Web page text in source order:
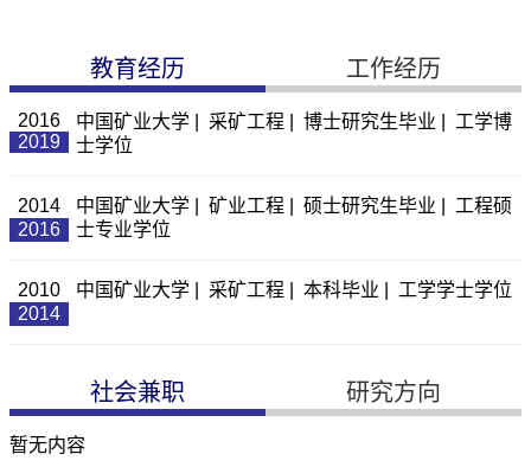
教育经历 工作经历
2016
2019
中国矿业大学 | 采矿工程 | 博士研究生毕业 | 工学博
士学位
2014
2016
中国矿业大学 | 矿业工程 | 硕士研究生毕业 | 工程硕
士专业学位
2010
2014
中国矿业大学 | 采矿工程 | 本科毕业 | 工学学士学位
社会兼职 研究方向
暂无内容